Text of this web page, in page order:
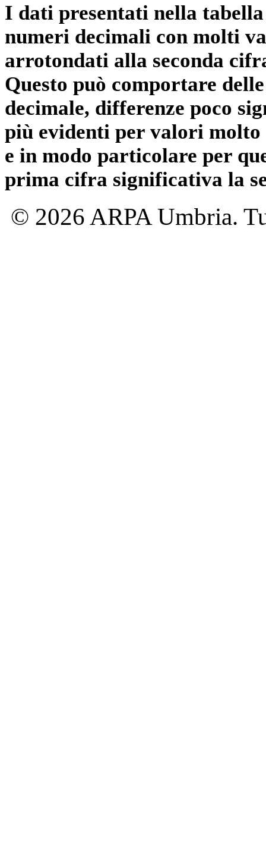
I dati presentati nella
numeri decimali con molti
arrotondati alla seconda
Questo può comportare
decimale, differenze poco
più evidenti per valori
e in modo particolare per
prima cifra significativa la
© 2026 ARPA Umbria.